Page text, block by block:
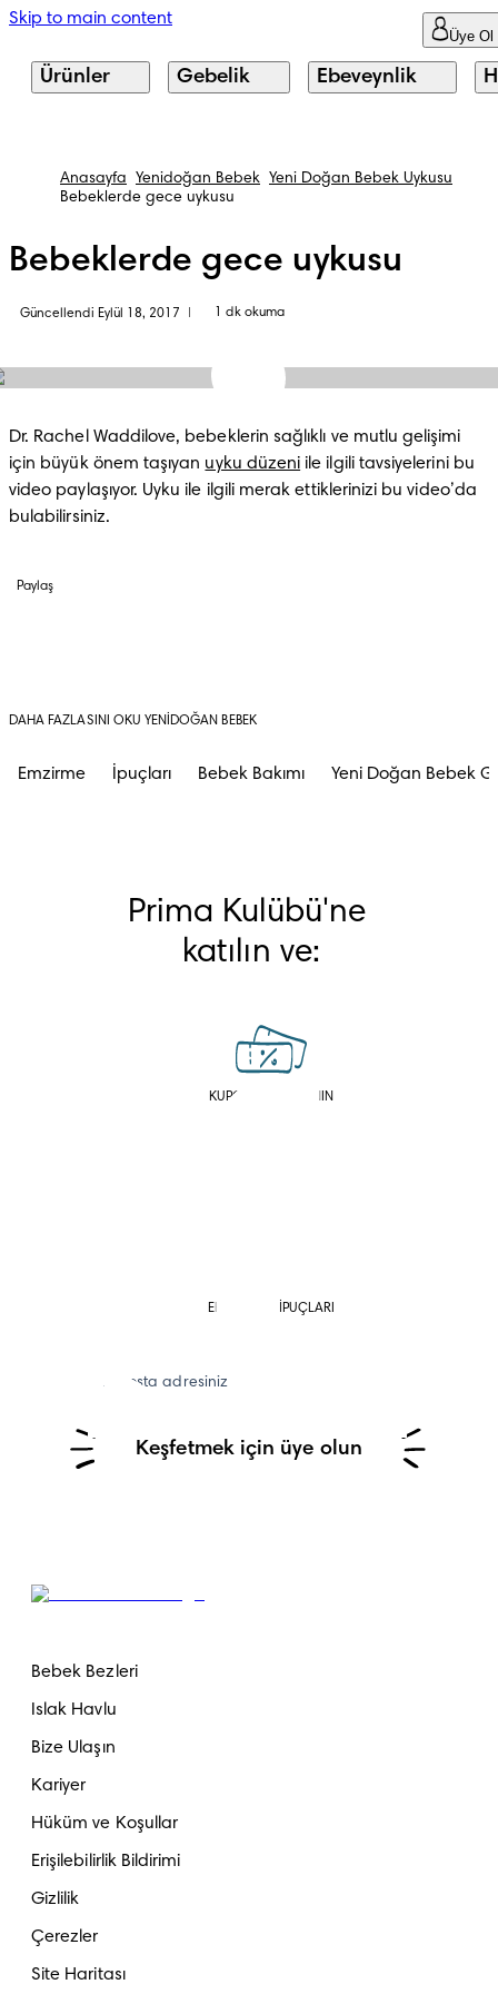
Skip to main content
Üye Ol
Ürünler Gebelik Ebeveynlik
Anasayfa Yenidoğan Bebek
Yeni Doğan Bebek Uykusu
Bebeklerde gece uykusu
Bebeklerde gece uykusu
Güncellendi Eylül 18, 2017 1 dk okuma
Dr. Rachel Waddilove, bebeklerin sağlıklı ve mutlu gelişimi
için büyük önem taşıyan uyku düzeni ile ilgili tavsiyelerini bu
video paylaşıyor. Uyku ile ilgili merak ettiklerinizi bu video’da
bulabilirsiniz.
Paylaş
DAHA FAZLASINI OKU YENIDOĞAN BEBEK
Emzirme İpuçları Bebek Bakımı Yeni Doğan Bebek
Prima Kulübü'ne
katılın ve:
KUPONLAR KAZANIN
EBEVEYNLİK İPUÇLARI
E-posta adresiniz
Keşfetmek için üye olun
Bebek Bezleri
Islak Havlu
Bize Ulaşın
Kariyer
Hüküm ve Koşullar
Erişilebilirlik Bildirimi
Gizlilik
Çerezler
Site Haritası